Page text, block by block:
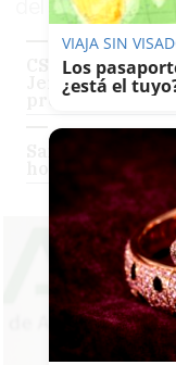
del 1,47%
CSIF culpa a la
Jerez: "No se
proteger al
Sanidad busca
hostelería y el
VIAJA SIN
Los
¿está el